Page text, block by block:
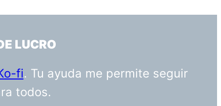
LUCRO
fi. Tu ayuda me permite seguir
todos.